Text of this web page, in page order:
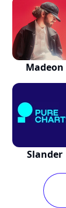
Madeon
Slander